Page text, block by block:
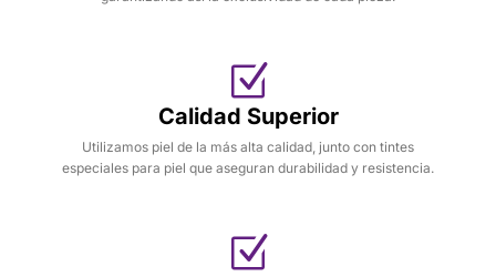
Calidad Superior
Utilizamos piel de la más alta calidad, junto con tintes
especiales para piel que aseguran durabilidad y resistencia.